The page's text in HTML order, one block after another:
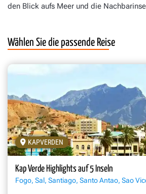
den Blick aufs Meer und die
Wählen Sie die passende Reise
KAPVERDEN
Kap Verde Highlights auf 5 Inseln
Fogo, Sal, Santiago, Santo Antao, Sao